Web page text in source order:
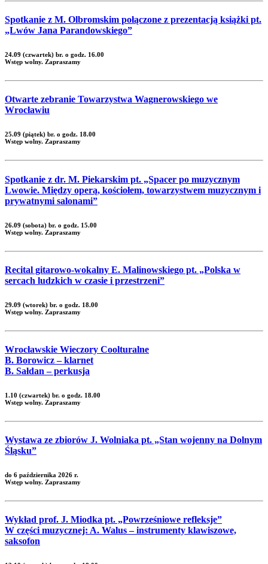
Spotkanie z M. Olbromskim połączone z prezentacją książki pt.
„Lwów Jana Parandowskiego”
24.09 (czwartek) br. o godz. 16.00
Wstęp wolny. Zapraszamy
Otwarte zebranie Towarzystwa Wagnerowskiego we
Wrocławiu
25.09 (piątek) br. o godz. 18.00
Wstęp wolny. Zapraszamy
Spotkanie z dr. M. Piekarskim pt. „Spacer po muzycznym
Lwowie. Między operą, kościołem, towarzystwem muzycznym i
prywatnymi salonami”
26.09 (sobota) br. o godz. 15.00
Wstęp wolny. Zapraszamy
Recital gitarowo-wokalny E. Malinowskiego pt. „Polska w
sercach ludzkich w czasie i przestrzeni”
29.09 (wtorek) br. o godz. 18.00
Wstęp wolny. Zapraszamy
Wrocławskie Wieczory Coolturalne
B. Borowicz – klarnet
B. Sałdan – perkusja
1.10 (czwartek) br. o godz. 18.00
Wstęp wolny. Zapraszamy
Wystawa ze zbiorów J. Wolniaka pt. „Stan wojenny na Dolnym
Śląsku”
do 6 października 2026 r.
Wstęp wolny. Zapraszamy
Wykład prof. J. Miodka pt. „Powrześniowe refleksje”
W części muzycznej: A. Walus – instrumenty klawiszowe,
saksofon